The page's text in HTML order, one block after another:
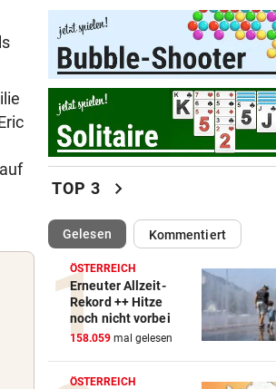
Vermisstes Kätzchen-
wieder vereint
KLIMA UND KRAFTWERK vor
Zu wenig Wasser: Kanu-
erhebt Vorwürfe
STRAFTÄTER RASTETE AUS vor
Bei Abschiebeversuch mit
GAK-TRAINER BRENNT: vor
„Wir wollen unsere
ausbauen, egal wie!“
„NIX DAMIT ZU TUN“ vor
Tiroler WK-Chefin wegen
Kündigung vor Gericht
TOP 3 chevron_right
Gelesen(ausgewählt)Kommentiert
ÖSTERREICH
Erneuter Allzeit-
Rekord ++ Hitze
noch nicht vorbei
158.059 mal gelesen
ÖSTERREICH